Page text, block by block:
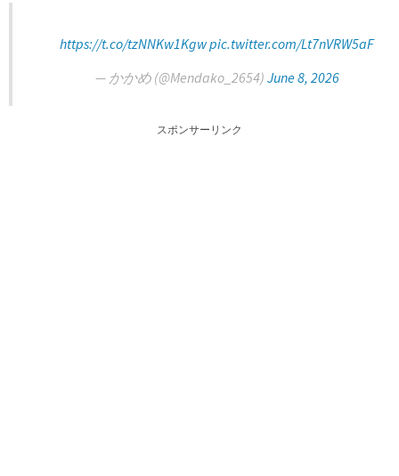
https://t.co/tzNNKw1Kgwpic.twitter.com/Lt7nVRW5aF
— かかめ (@Mendako_2654) June 8, 2026
スポンサーリンク